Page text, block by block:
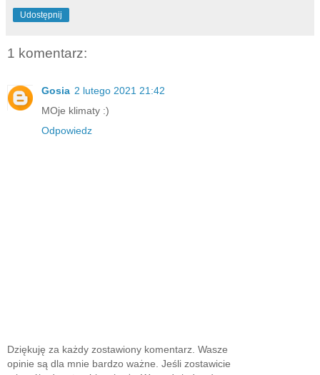
Udostępnij
1 komentarz:
Gosia 2 lutego 2021 21:42
MOje klimaty :)
Odpowiedz
Dziękuję za każdy zostawiony komentarz. Wasze
opinie są dla mnie bardzo ważne. Jeśli zostawicie